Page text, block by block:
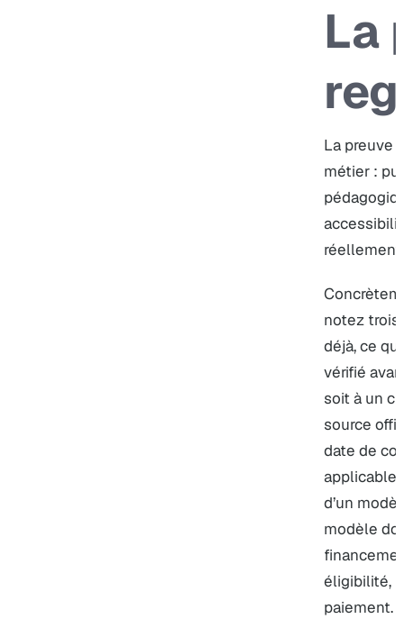
La
La preuve
métier :
notez trois
déjà, ce
vérifié
soit à un
source
date de
applicable.
d’un
modèle
éligibilité,
paiement.